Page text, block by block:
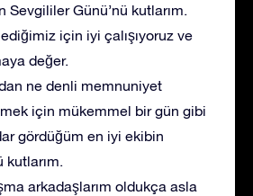
Sevgililer Günü’nü kutlarım.
için iyi çalışıyoruz ve
değer.
ne denli memnuniyet
için mükemmel bir gün gibi
gördüğüm en iyi ekibin
kutlarım.
arkadaşlarım oldukça asla